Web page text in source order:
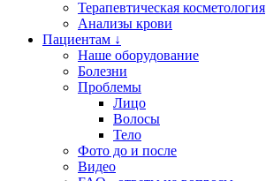
Терапевтическая косметология
Анализы крови
Пациентам ↓
Наше оборудование
Болезни
Проблемы
Лицо
Волосы
Тело
Фото до и после
Видео